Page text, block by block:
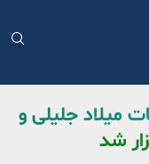
میلاد جلیلی و
شد